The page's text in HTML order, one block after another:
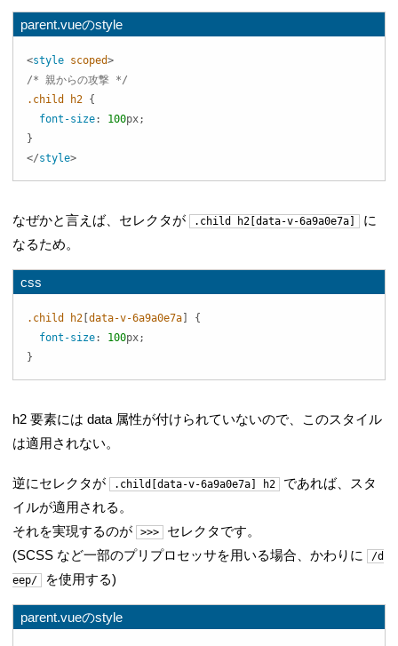
parent.vueのstyle
<style scoped>
/* 親からの攻撃 */
.child
h2 {
font-size: 100px;
}
</style>
なぜかと言えば、セレクタが .child h2[data-v-6a9a0e7a]
に
なるため。
css
.child h2 data-v-6a9a0e7a
{
font-size: 100px;
}
h2 要素には data 属性が付けられていないので、このスタイル
は適用されない。
逆にセレクタが .child[data-v-6a9a0e7a] h2
であれば、スタ
イルが適用される。
それを実現するのが
>>>
セレクタです。
(SCSS など一部のプリプロセッサを用いる場合、かわりに
/d
eep/
を使用する)
parent.vueのstyle